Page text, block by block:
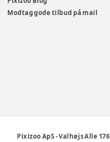
Modtag gode tilbud på mail
Pixizoo ApS-Valhøjs Alle 176